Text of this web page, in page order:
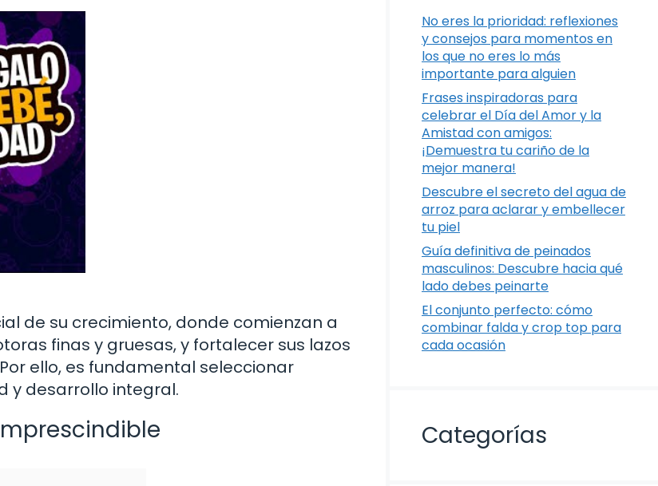
de su crecimiento, donde comienzan a
finas y gruesas, y fortalecer sus lazos
ello, es fundamental seleccionar
y desarrollo integral.
No eres la prioridad: reflexiones
y consejos para momentos en
los que no eres lo más
importante para alguien
Frases inspiradoras para
celebrar el Día del Amor y la
Amistad con amigos:
¡Demuestra tu cariño de la
mejor manera!
Descubre el secreto del agua de
arroz para aclarar y embellecer
tu piel
Guía definitiva de peinados
masculinos: Descubre hacia qué
lado debes peinarte
El conjunto perfecto: cómo
combinar falda y crop top para
cada ocasión
Categorías